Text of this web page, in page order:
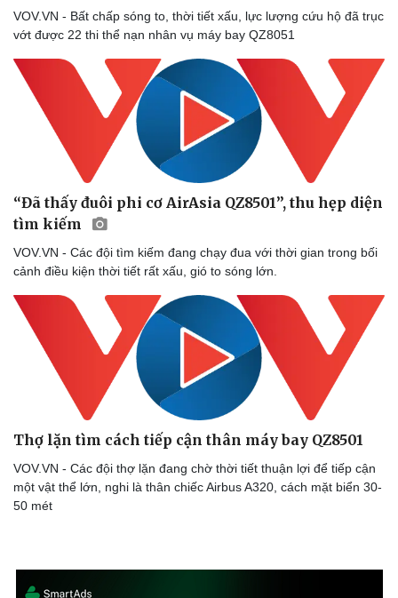
VOV.VN - Bất chấp sóng to, thời tiết xấu, lực lượng cứu hộ đã trục
vớt được 22 thi thể nạn nhân vụ máy bay QZ8051
“Đã thấy đuôi phi cơ AirAsia QZ8501”, thu hẹp diện
tìm kiếm
VOV.VN - Các đội tìm kiếm đang chạy đua với thời gian trong bối
cảnh điều kiện thời tiết rất xấu, gió to sóng lớn.
Thợ lặn tìm cách tiếp cận thân máy bay QZ8501
VOV.VN - Các đội thợ lặn đang chờ thời tiết thuận lợi để tiếp cận
một vật thể lớn, nghi là thân chiếc Airbus A320, cách mặt biển 30-
50 mét